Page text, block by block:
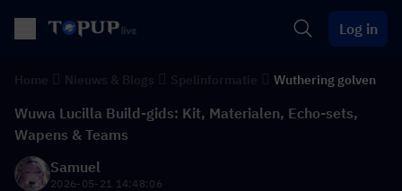
Log in
Wuthering golven
Wuwa Lucilla Build-gids: Kit, Materialen, Echo-sets,
Wapens & Teams
Samuel
2026-05-21 14:48:06